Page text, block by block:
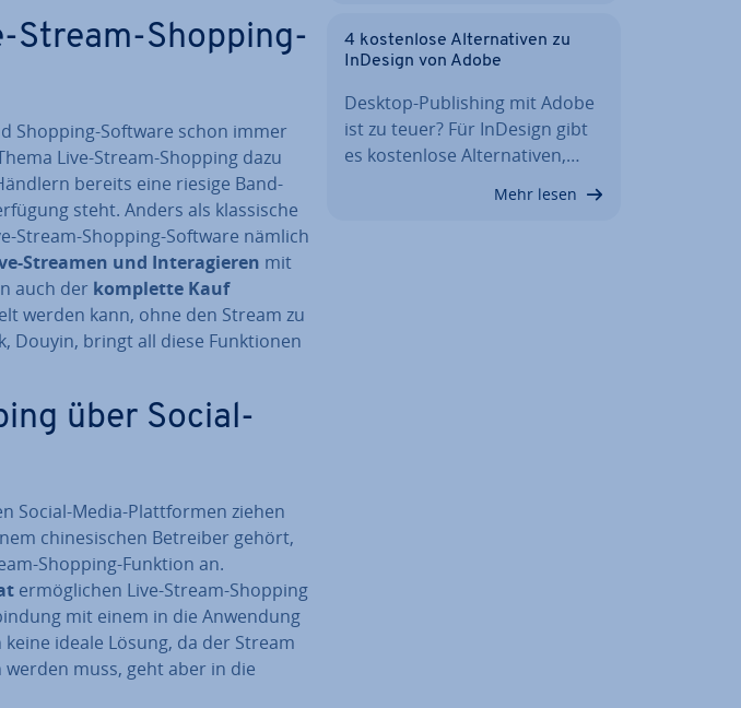
Stream-Shopping-
Shopping-Software schon immer
Live-Stream-Shopping dazu
bereits eine riesige Band­
steht. Anders als klas­si­sche
Stream-Shopping-Software nämlich
Streamen und In­ter­agie­ren mit
auch der komplette Kauf
werden kann, ohne den Stream zu
Douyin, bringt all diese Funk­tio­nen
über Social-
Social-Media-Platt­for­men ziehen
chi­ne­si­schen Betreiber gehört,
Shopping-Funktion an.
er­mög­li­chen Live-Stream-Shopping
mit einem in die Anwendung
ideale Lösung, da der Stream
muss, geht aber in die
4 kos­ten­lo­se Al­ter­na­ti­ven zu
InDesign von Adobe
Desktop-Pu­bli­shing mit Adobe
ist zu teuer? Für InDesign gibt
es kos­ten­lo­se Al­ter­na­ti­ven,…
Mehr lesen